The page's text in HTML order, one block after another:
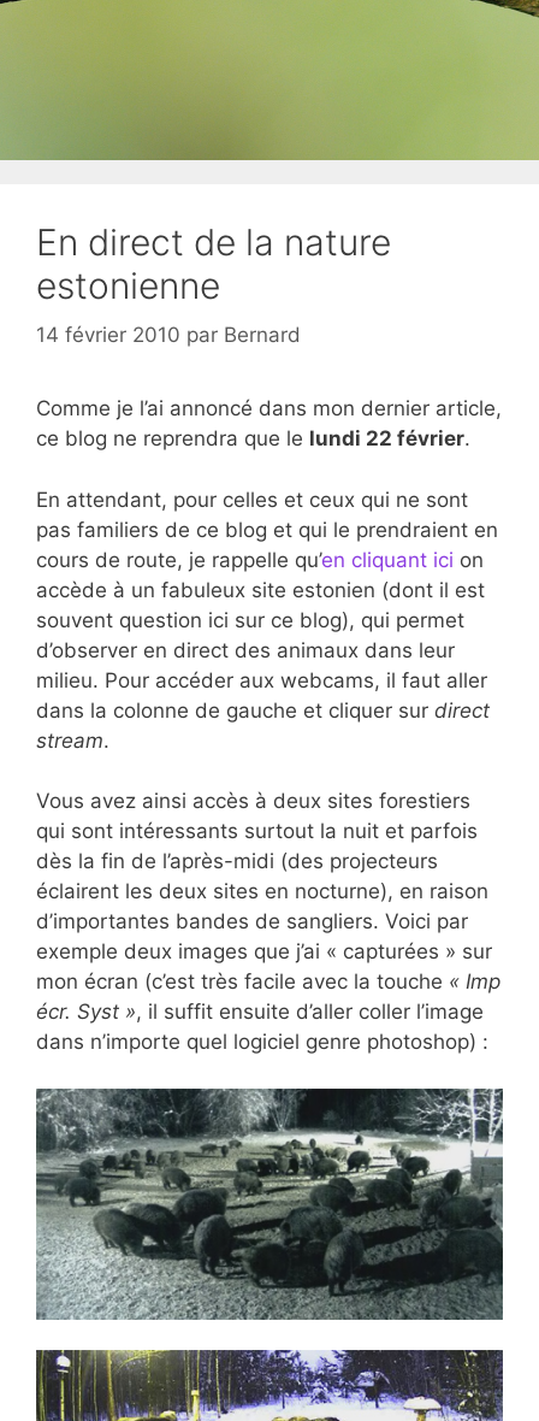
En direct de la nature
estonienne
14 février 2010 par Bernard
Comme je l’ai annoncé dans mon dernier article,
ce blog ne reprendra que le lundi 22 février.
En attendant, pour celles et ceux qui ne sont
pas familiers de ce blog et qui le prendraient en
cours de route, je rappelle qu’en cliquant ici on
accède à un fabuleux site estonien (dont il est
souvent question ici sur ce blog), qui permet
d’observer en direct des animaux dans leur
milieu. Pour accéder aux webcams, il faut aller
dans la colonne de gauche et cliquer sur direct
stream.
Vous avez ainsi accès à deux sites forestiers
qui sont intéressants surtout la nuit et parfois
dès la fin de l’après-midi (des projecteurs
éclairent les deux sites en nocturne), en raison
d’importantes bandes de sangliers. Voici par
exemple deux images que j’ai « capturées » sur
mon écran (c’est très facile avec la touche « Imp
écr. Syst », il suffit ensuite d’aller coller l’image
dans n’importe quel logiciel genre photoshop) :